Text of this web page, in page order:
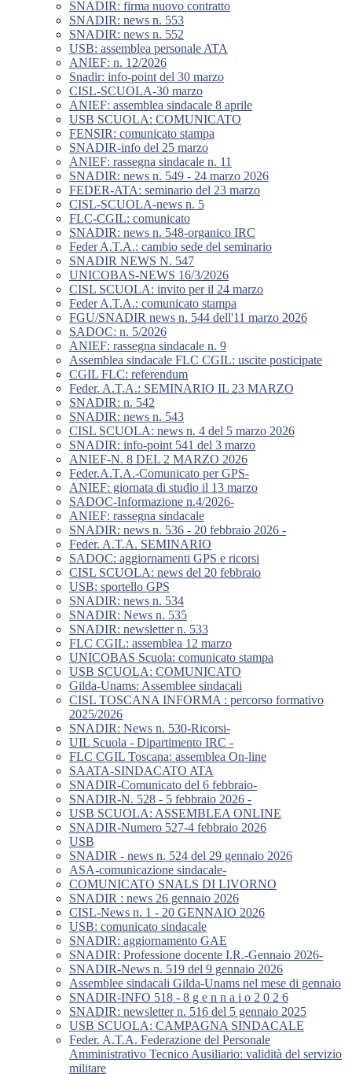
SNADIR: firma nuovo contratto
SNADIR: news n. 553
SNADIR: news n. 552
USB: assemblea personale ATA
ANIEF: n. 12/2026
Snadir: info-point del 30 marzo
CISL-SCUOLA-30 marzo
ANIEF: assemblea sindacale 8 aprile
USB SCUOLA: COMUNICATO
FENSIR: comunicato stampa
SNADIR-info del 25 marzo
ANIEF: rassegna sindacale n. 11
SNADIR: news n. 549 - 24 marzo 2026
FEDER-ATA: seminario del 23 marzo
CISL-SCUOLA-news n. 5
FLC-CGIL: comunicato
SNADIR: news n. 548-organico IRC
Feder A.T.A.: cambio sede del seminario
SNADIR NEWS N. 547
UNICOBAS-NEWS 16/3/2026
CISL SCUOLA: invito per il 24 marzo
Feder A.T.A.: comunicato stampa
FGU/SNADIR news n. 544 dell'11 marzo 2026
SADOC: n. 5/2026
ANIEF: rassegna sindacale n. 9
Assemblea sindacale FLC CGIL: uscite posticipate
CGIL FLC: referendum
Feder. A.T.A.: SEMINARIO IL 23 MARZO
SNADIR: n. 542
SNADIR: news n. 543
CISL SCUOLA: news n. 4 del 5 marzo 2026
SNADIR: info-point 541 del 3 marzo
ANIEF-N. 8 DEL 2 MARZO 2026
Feder.A.T.A.-Comunicato per GPS-
ANIEF: giornata di studio il 13 marzo
SADOC-Informazione n.4/2026-
ANIEF: rassegna sindacale
SNADIR: news n. 536 - 20 febbraio 2026 -
Feder. A.T.A. SEMINARIO
SADOC: aggiornamenti GPS e ricorsi
CISL SCUOLA: news del 20 febbraio
USB: sportello GPS
SNADIR: news n. 534
SNADIR: News n. 535
SNADIR: newsletter n. 533
FLC CGIL: assemblea 12 marzo
UNICOBAS Scuola: comunicato stampa
USB SCUOLA: COMUNICATO
Gilda-Unams: Assemblee sindacali
CISL TOSCANA INFORMA : percorso formativo
2025/2026
SNADIR: News n. 530-Ricorsi-
UIL Scuola - Dipartimento IRC -
FLC CGIL Toscana: assemblea On-line
SAATA-SINDACATO ATA
SNADIR-Comunicato del 6 febbraio-
SNADIR-N. 528 - 5 febbraio 2026 -
USB SCUOLA: ASSEMBLEA ONLINE
SNADIR-Numero 527-4 febbraio 2026
USB
SNADIR - news n. 524 del 29 gennaio 2026
ASA-comunicazione sindacale-
COMUNICATO SNALS DI LIVORNO
SNADIR : news 26 gennaio 2026
CISL-News n. 1 - 20 GENNAIO 2026
USB: comunicato sindacale
SNADIR: aggiornamento GAE
SNADIR: Professione docente I.R.-Gennaio 2026-
SNADIR-News n. 519 del 9 gennaio 2026
Assemblee sindacali Gilda-Unams nel mese di gennaio
SNADIR-INFO 518 - 8 g e n n a i o 2 0 2 6
SNADIR: newsletter n. 516 del 5 gennaio 2025
USB SCUOLA: CAMPAGNA SINDACALE
Feder. A.T.A. Federazione del Personale
Amministrativo Tecnico Ausiliario: validità del servizio
militare